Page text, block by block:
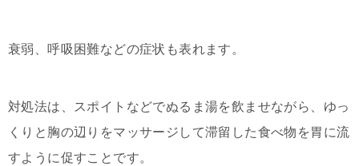
衰弱、呼吸困難などの症状も表れます。
対処法は、スポイトなどでぬるま湯を飲ませながら、ゆっ
くりと胸の辺りをマッサージして滞留した食べ物を胃に流
すように促すことです。